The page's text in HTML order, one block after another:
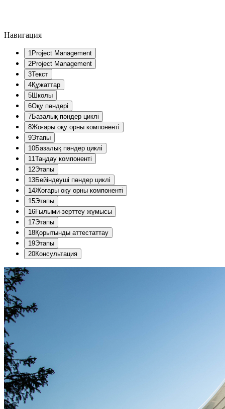
Навигация
1Project Management
2Project Management
3Текст
4Құжаттар
5Школы
6Оқу пәндері
7Базалық пәндер циклі
8Жоғары оқу орны компоненті
9Этапы
10Базалық пәндер циклі
11Таңдау компоненті
12Этапы
13Бейіндеуші пәндер циклі
14Жоғары оқу орны компоненті
15Этапы
16Ғылыми-зерттеу жұмысы
17Этапы
18Қорытынды аттестаттау
19Этапы
20Консультация